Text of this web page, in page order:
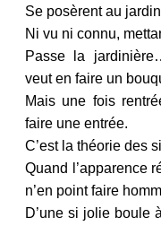
Se posèrent au
Ni vu ni connu,
Passe la
veut en faire un
Mais une fois
faire une entrée.
C’est la théorie des
Quand l’apparence
n’en point faire
D’une si jolie boule